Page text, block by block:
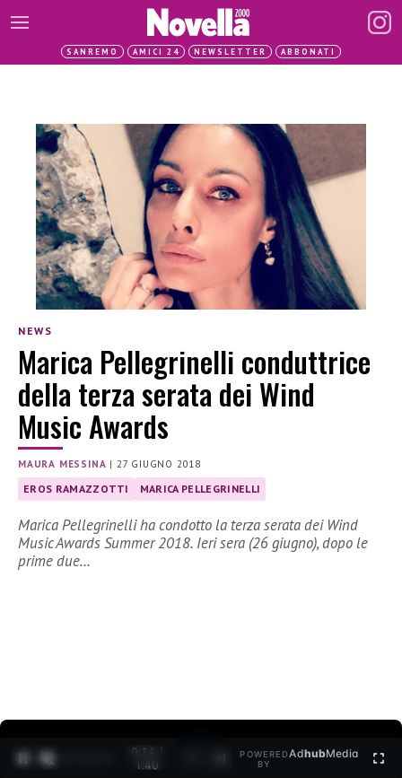
SANREMO AMICI 24 NEWSLETTER ABBONATI
NEWS
Marica Pellegrinelli conduttrice
della terza serata dei Wind
Music Awards
MAURA MESSINA | 27 GIUGNO 2018
EROS RAMAZZOTTI MARICA PELLEGRINELLI
Marica Pellegrinelli ha condotto la terza serata dei Wind
Music Awards Summer 2018. Ieri sera (26 giugno), dopo le
prime due…
0:15 /
1:40
POWERED
BY
AdhubMedia